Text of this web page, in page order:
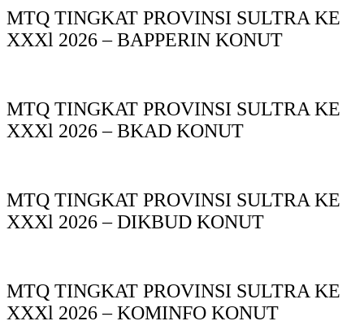
MTQ TINGKAT PROVINSI SULTRA KE
XXXl 2026 – BAPPERIN KONUT
MTQ TINGKAT PROVINSI SULTRA KE
XXXl 2026 – BKAD KONUT
MTQ TINGKAT PROVINSI SULTRA KE
XXXl 2026 – DIKBUD KONUT
MTQ TINGKAT PROVINSI SULTRA KE
XXXl 2026 – KOMINFO KONUT